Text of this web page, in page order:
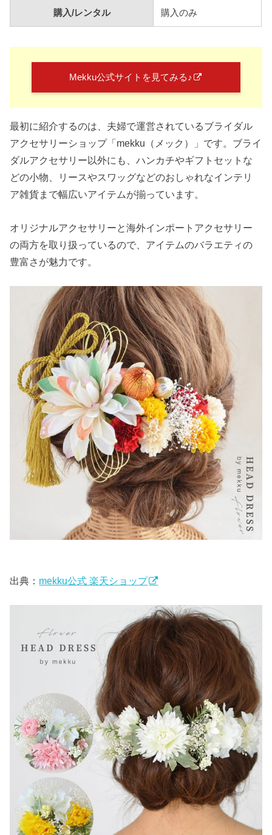
購入/レンタル 購入のみ
Mekku公式サイトを見てみる♪
最初に紹介するのは、夫婦で運営されているブライダル
アクセサリーショップ「mekku（メック）」です。ブライ
ダルアクセサリー以外にも、ハンカチやギフトセットな
どの小物、リースやスワッグなどのおしゃれなインテリ
ア雑貨まで幅広いアイテムが揃っています。
オリジナルアクセサリーと海外インポートアクセサリー
の両方を取り扱っているので、アイテムのバラエティの
豊富さが魅力です。
出典： mekku公式 楽天ショップ